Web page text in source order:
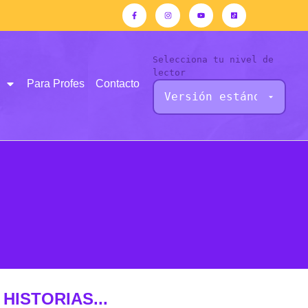
Para Profes Contacto
Selecciona tu nivel de
lector